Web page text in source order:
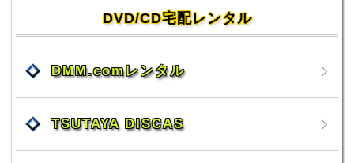
DVD/CD宅配レンタル
DMM.comレンタル
TSUTAYA DISCAS